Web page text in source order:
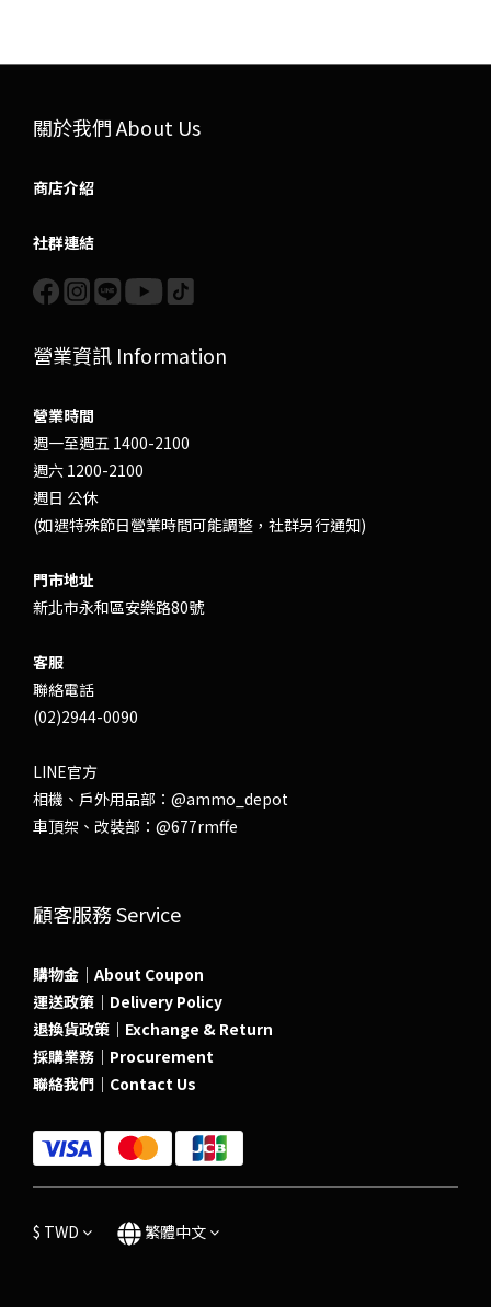
關於我們 About Us
商店介紹
社群連結
營業資訊 Information
營業時間
週一至週五 1400-2100
週六 1200-2100
週日 公休
(如遇特殊節日營業時間可能調整，社群另行通知)
門市地址
新北市永和區安樂路80號
客服
聯絡電話
(02)2944-0090
LINE官方
相機、戶外用品部： @ammo_depot
車頂架、改裝部： @677rmffe
顧客服務 Service
購物金｜About Coupon
運送政策｜Delivery Policy
退換貨政策｜Exchange & Return
採購業務｜Procurement
聯絡我們｜Contact Us
$ TWD 繁體中文